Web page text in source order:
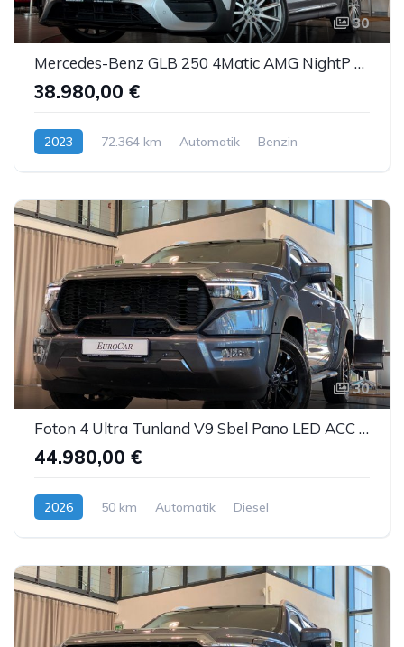
30
Mercedes-Benz GLB 250 4Matic AMG NightP MBUX Pano LED DTR AHK
38.980,00 €
2023 72.364 km Automatik Benzin
30
Foton 4 Ultra Tunland V9 Sbel Pano LED ACC AHK 360°
44.980,00 €
2026 50 km Automatik Diesel